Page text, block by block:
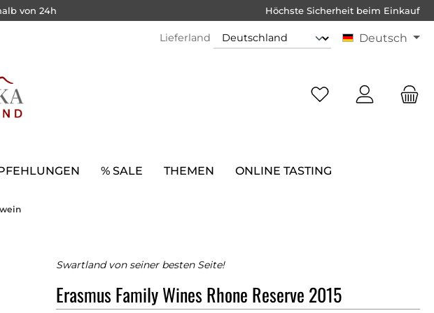
von 24h Höchste Sicherheit beim Einkauf
Lieferland Deutsch
% SALE THEMEN ONLINE TASTING
Swartland von seiner besten Seite!
Erasmus Family Wines Rhone Reserve 2015